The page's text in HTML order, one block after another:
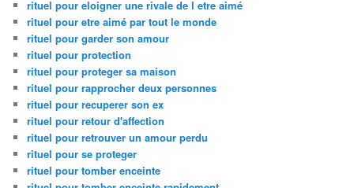
rituel pour eloigner une rivale de l etre aimé
rituel pour etre aimé par tout le monde
rituel pour garder son amour
rituel pour protection
rituel pour proteger sa maison
rituel pour rapprocher deux personnes
rituel pour recuperer son ex
rituel pour retour d'affection
rituel pour retrouver un amour perdu
rituel pour se proteger
rituel pour tomber enceinte